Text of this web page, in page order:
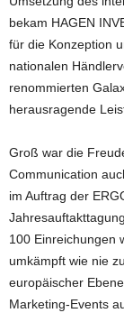
bekam HAGEN
für die Konzeption
nationalen
renommierten
herausragende
Groß war die
Communication
im Auftrag der
100 Einreichungen
umkämpft wie nie
europäischer
Marketing-Events